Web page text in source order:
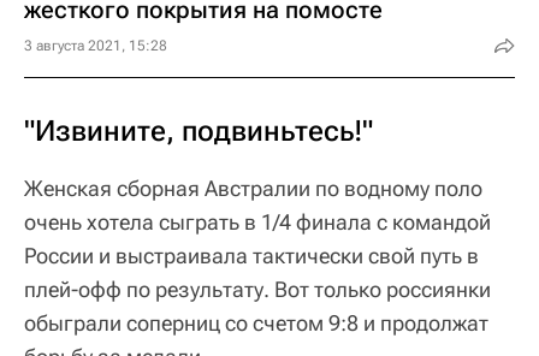
плей-офф по результату. Вот только россиянки
обыграли соперниц со счетом 9:8 и продолжат
борьбу за медали.